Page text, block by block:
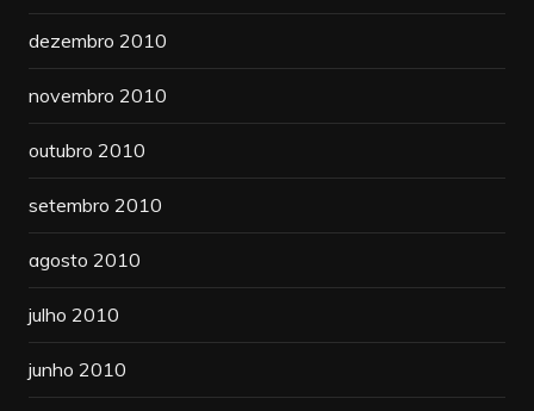
dezembro 2010
novembro 2010
outubro 2010
setembro 2010
agosto 2010
julho 2010
junho 2010